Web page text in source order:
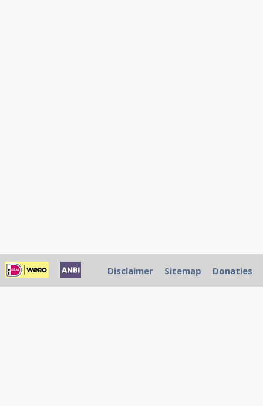
Disclaimer Sitemap Donaties